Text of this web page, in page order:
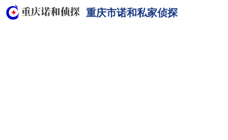
重庆市诺和私家侦探